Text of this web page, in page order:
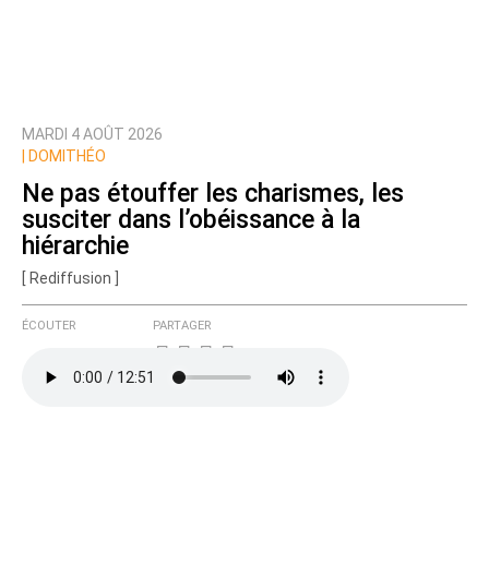
MARDI 4 AOÛT 2026
DOMITHÉO
Ne pas étouffer les charismes, les
susciter dans l’obéissance à la
hiérarchie
[ Rediffusion ]
ÉCOUTER PARTAGER